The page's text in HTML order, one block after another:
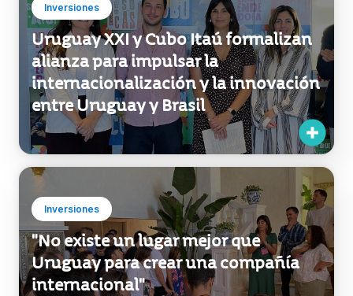
Inversiones
Uruguay XXI y Cubo Itaú formalizan
alianza para impulsar la
internacionalización y la innovación
entre Uruguay y Brasil
Inversiones
"No existe un lugar mejor que
Uruguay para crear una compañía
internacional"